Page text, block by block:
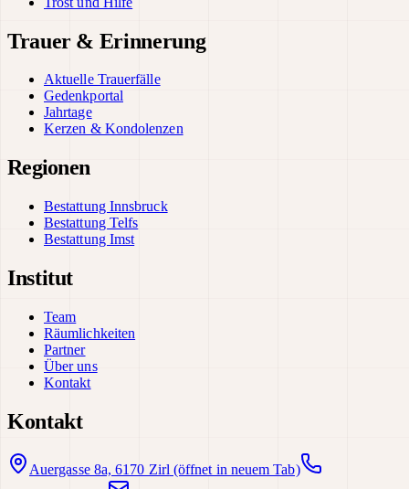
Trauer & Erinnerung
Aktuelle Trauerfälle
Gedenkportal
Jahrtage
Kerzen & Kondolenzen
Regionen
Bestattung Innsbruck
Bestattung Telfs
Bestattung Imst
Institut
Team
Räumlichkeiten
Partner
Über uns
Kontakt
Kontakt
Auergasse 8a, 6170 Zirl (öffnet in neuem Tab)